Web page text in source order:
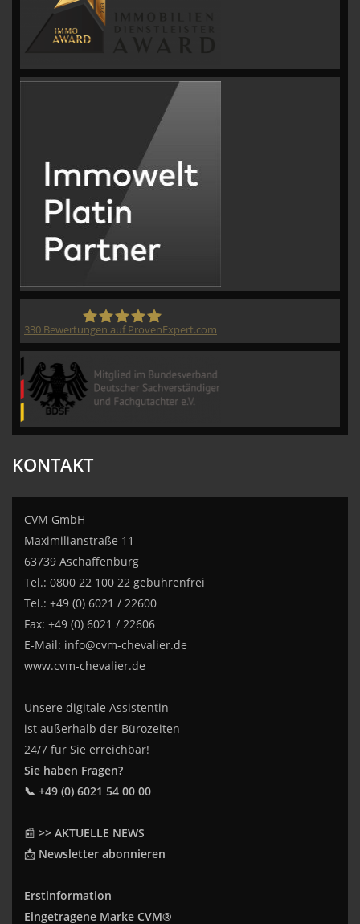
330 Bewertungen auf ProvenExpert.com
KONTAKT
CVM GmbH
Maximilianstraße 11
63739 Aschaffenburg
Tel.: 0800 22 100 22 gebührenfrei
Tel.: +49 (0) 6021 / 22600
Fax: +49 (0) 6021 / 22606
E-Mail: info@cvm-chevalier.de
www.cvm-chevalier.de
Unsere digitale Assistentin
ist außerhalb der Bürozeiten
24/7 für Sie erreichbar!
Sie haben Fragen?
📞 +49 (0) 6021 54 00 00
📰 >> AKTUELLE NEWS
📩 Newsletter abonnieren
Erstinformation
Eingetragene Marke CVM®